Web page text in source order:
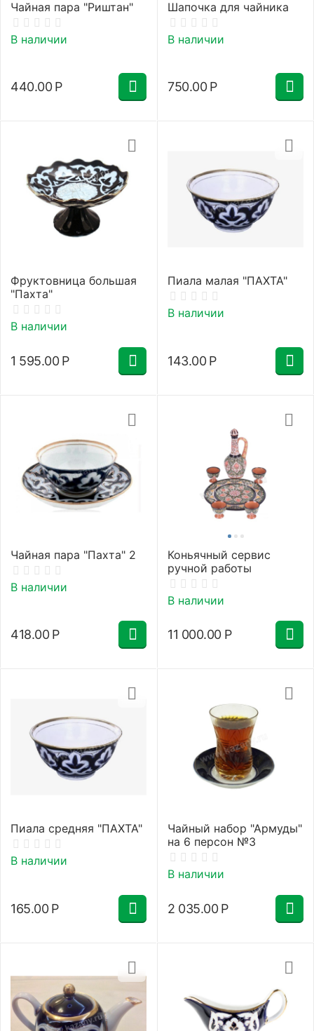
Чайная пара "Риштан"
В наличии
440.00 Р
Шапочка для чайника
В наличии
750.00 Р
Фруктовница большая
"Пахта"
В наличии
1 595.00 Р
Пиала малая "ПАХТА"
В наличии
143.00 Р
Чайная пара "Пахта" 2
В наличии
418.00 Р
Коньячный сервис
ручной работы
В наличии
11 000.00 Р
Пиала средняя "ПАХТА"
В наличии
165.00 Р
Чайный набор "Армуды"
на 6 персон №3
В наличии
2 035.00 Р